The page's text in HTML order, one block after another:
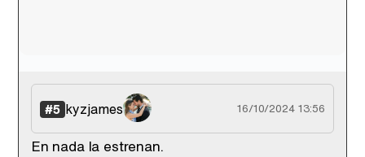
#5 kyzjames 16/10/2024 13:56
En nada la estrenan.